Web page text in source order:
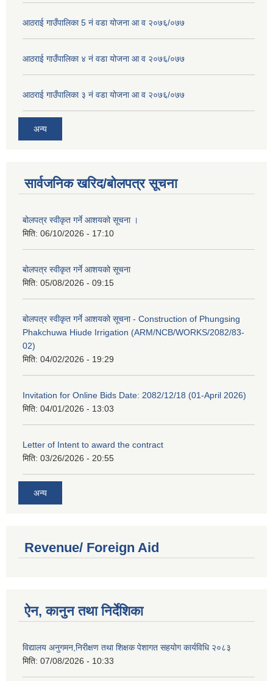
आठराई गाउँपालिका 5 नं वडा योजना आ व २०७६/०७७
आठराई गाउँपालिका ४ नं वडा योजना आ व २०७६/०७७
आठराई गाउँपालिका ३ नं वडा योजना आ व २०७६/०७७
अन्य
सार्वजनिक खरिद/बोलपत्र सूचना
बोलपत्र स्वीकृत गर्ने आशयको सूचना ।
मिति: 06/10/2026 - 17:10
बोलपत्र स्वीकृत गर्ने आशयको सूचना
मिति: 05/08/2026 - 09:15
बोलपत्र स्वीकृत गर्ने आशयको सूचना - Construction of Phungsing
Phakchuwa Hiude Irrigation (ARM/NCB/WORKS/2082/83-
02)
मिति: 04/02/2026 - 19:29
Invitation for Online Bids Date: 2082/12/18 (01-April 2026)
मिति: 04/01/2026 - 13:03
Letter of Intent to award the contract
मिति: 03/26/2026 - 20:55
अन्य
Revenue/ Foreign Aid
ऐन, कानुन तथा निर्देशिका
विद्यालय अनुगमन,निरीक्षण तथा शिक्षक पेशागत सहयोग कार्यविधि २०८३
मिति: 07/08/2026 - 10:33